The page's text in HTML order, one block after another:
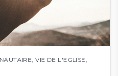
,VIE DE L'EGLISE